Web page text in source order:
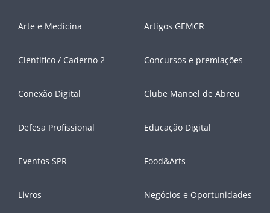
Arte e Medicina Artigos GEMCR
Científico / Caderno 2 Concursos e premiações
Conexão Digital Clube Manoel de Abreu
Defesa Profissional Educação Digital
Eventos SPR Food&Arts
Livros Negócios e Oportunidades